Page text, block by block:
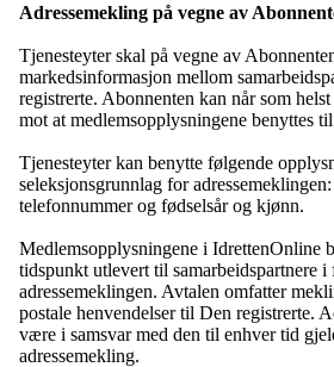
Adressemekling på vegne av
Tjenesteyter skal på vegne av
markedsinformasjon mellom
registrerte. Abonnenten kan når som
mot at medlemsopplysningene benyttes
Tjenesteyter kan benytte følgende
seleksjonsgrunnlag for
telefonnummer og fødselsår og kjønn.
Medlemsopplysningene i IdrettenOnline
tidspunkt utlevert til samarbeidspartnere i
adressemeklingen. Avtalen omfatter
postale henvendelser til Den registrerte.
være i samsvar med den til enhver tid
adressemekling.